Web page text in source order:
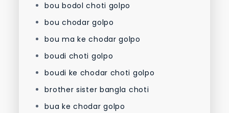
bou bodol choti golpo
bou chodar golpo
bou ma ke chodar golpo
boudi choti golpo
boudi ke chodar choti golpo
brother sister bangla choti
bua ke chodar golpo